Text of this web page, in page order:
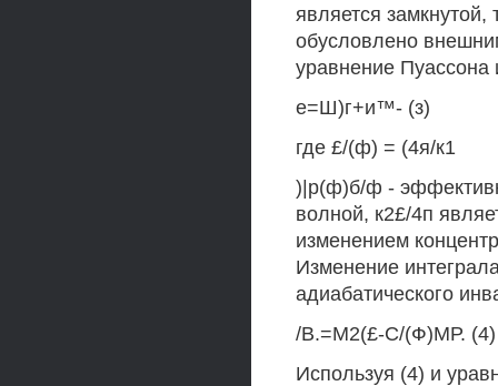
является замкнутой,
обусловлено
уравнение Пуассона
е=Ш)г+и™- (з)
где £/(ф) = (4я/к1
)|р(ф)б/ф -
волной, к2£/4п
изменением
Изменение
адиабатического
/В.=М2(£-С/(Ф)МР. (4)
Используя (4) и